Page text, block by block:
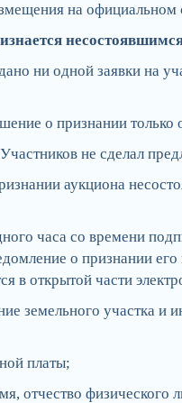
на официальном
ни одной заявки на
о признании
не сделал
аукциона
часа со времени
о признании
в открытой части
земельного участка и
платы;
отчество физического